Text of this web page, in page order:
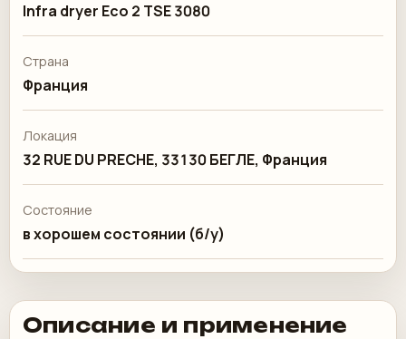
Infra dryer Eco 2 TSE 3080
Страна
Франция
Локация
32 RUE DU PRECHE, 33130 БЕГЛЕ, Франция
Состояние
в хорошем состоянии (б/у)
Описание и применение